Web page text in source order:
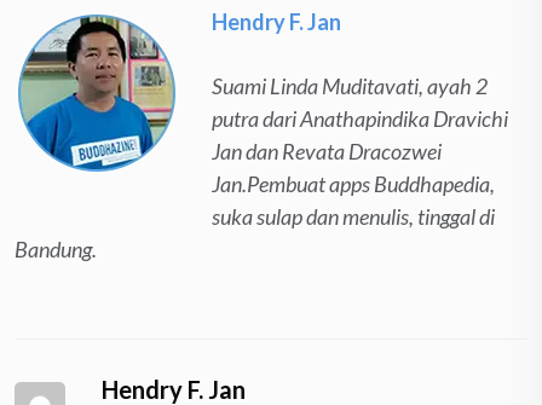
Hendry F. Jan
Suami Linda Muditavati, ayah 2
putra dari Anathapindika Dravichi
Jan dan Revata Dracozwei
Jan.Pembuat apps Buddhapedia,
suka sulap dan menulis, tinggal di
Bandung.
Hendry F. Jan